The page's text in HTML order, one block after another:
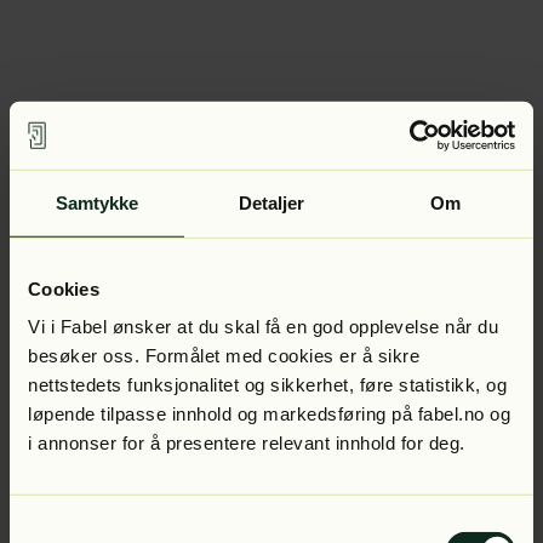
Samtykke Detaljer Om
Cookies
Vi i Fabel ønsker at du skal få en god opplevelse når du
besøker oss. Formålet med cookies er å sikre
nettstedets funksjonalitet og sikkerhet, føre statistikk, og
løpende tilpasse innhold og markedsføring på fabel.no og
i annonser for å presentere relevant innhold for deg.